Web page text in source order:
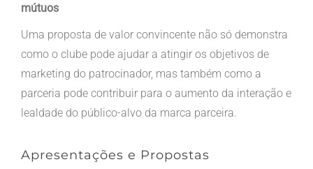
mútuos
Uma proposta de valor convincente não só demonstra
como o clube pode ajudar a atingir os objetivos de
marketing do patrocinador, mas também como a
parceria pode contribuir para o aumento da interação e
lealdade do público-alvo da marca parceira.
Apresentações e Propostas